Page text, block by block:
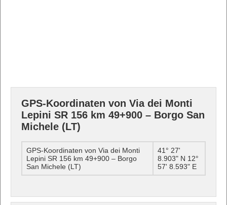
GPS-Koordinaten von Via dei Monti
Lepini SR 156 km 49+900 – Borgo San
Michele (LT)
GPS-Koordinaten von Via dei Monti
Lepini SR 156 km 49+900 – Borgo
San Michele (LT)
41° 27'
8.903" N 12°
57' 8.593" E